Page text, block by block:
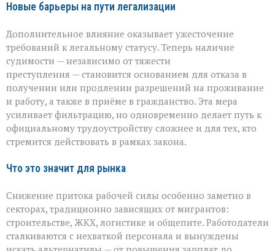
Новые барьеры на пути легализации
Дополнительное влияние оказывает ужесточение
требований к легальному статусу. Теперь наличие
судимости — независимо от тяжести
преступления — становится основанием для отказа в
получении или продлении разрешений на проживание
и работу, а также в приёме в гражданство. Эта мера
усиливает фильтрацию, но одновременно делает путь к
официальному трудоустройству сложнее и для тех, кто
стремится действовать в рамках закона.
Что это значит для рынка
Снижение притока рабочей силы особенно заметно в
секторах, традиционно зависящих от мигрантов:
строительстве, ЖКХ, логистике и общепите. Работодатели
сталкиваются с нехваткой персонала и вынуждены